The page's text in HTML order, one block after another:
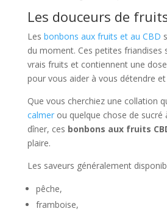
Les douceurs de
Les bonbons aux fruits et au CBD
du moment. Ces petites friandises
vrais fruits et contiennent une dose
pour vous aider à vous détendre
Que vous cherchiez une collation
calmerou quelque chose de sucré
dîner, ces bonbons aux fruits
plaire.
Les saveurs généralement
pêche,
framboise,